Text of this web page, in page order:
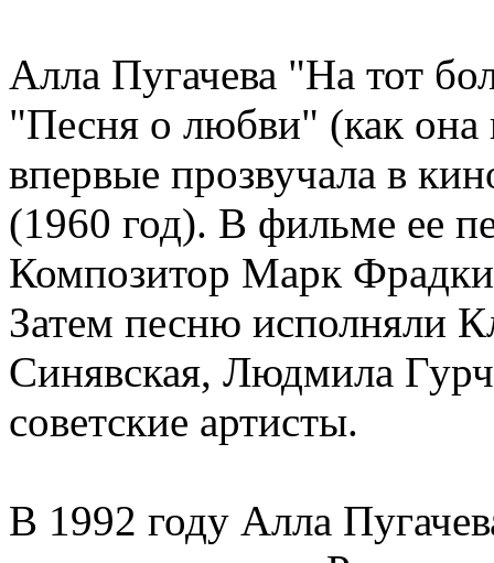
Алла Пугачева "На тот
"Песня о любви" (как она
впервые прозвучала в
(1960 год). В фильме ее
Композитор Марк
Затем песню исполняли
Синявская, Людмила
советские артисты.
В 1992 году Алла